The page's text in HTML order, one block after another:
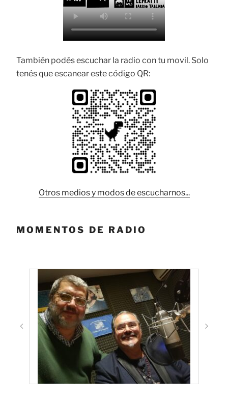
También podés escuchar la radio con tu movil. Solo
tenés que escanear este código QR:
Otros medios y modos de escucharnos...
MOMENTOS DE RADIO